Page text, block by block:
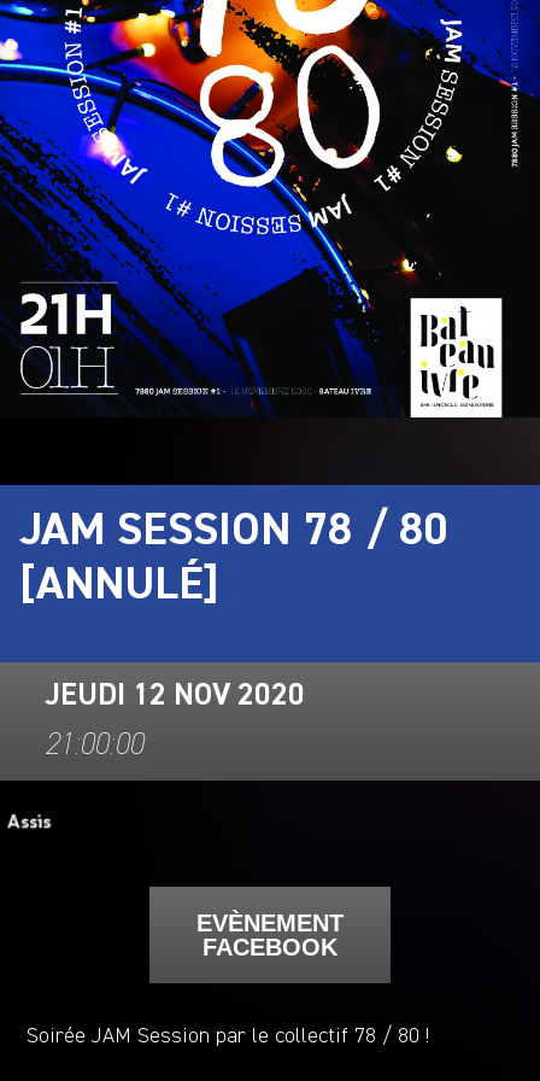
JAM SESSION 78 / 80
[ANNULÉ]
JEUDI 12 NOV 2020
21:00:00
EVÈNEMENT
FACEBOOK
Soirée JAM Session par le collectif 78 / 80 !